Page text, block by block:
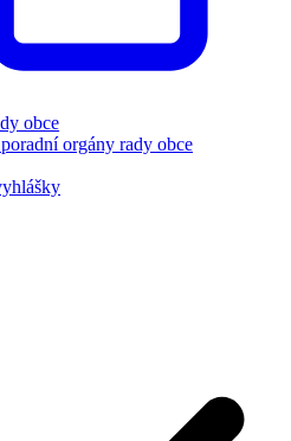
obce
orgány rady obce